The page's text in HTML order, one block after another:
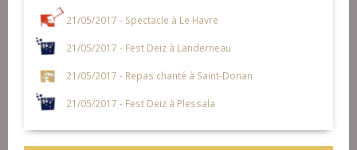
21/05/2017 - Spectacle à Le Havre
21/05/2017 - Fest Deiz à Landerneau
21/05/2017 - Repas chanté à Saint-Donan
21/05/2017 - Fest Deiz à Plessala